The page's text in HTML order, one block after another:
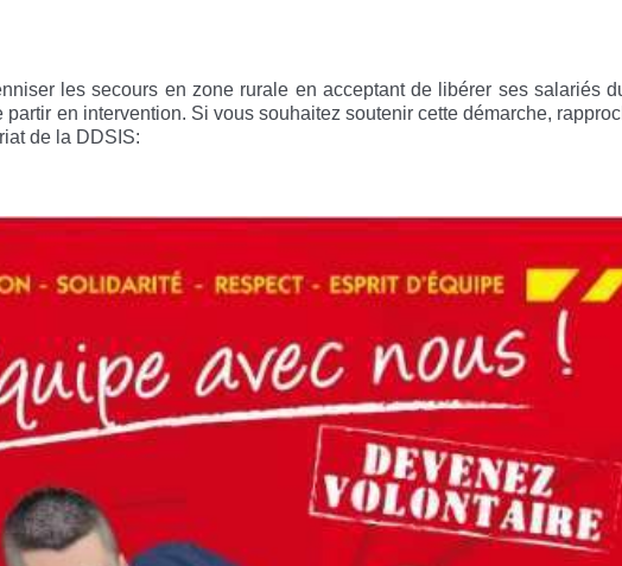
les secours en zone rurale en acceptant de libérer ses salariés
en intervention. Si vous souhaitez soutenir cette démarche,
de la DDSIS: